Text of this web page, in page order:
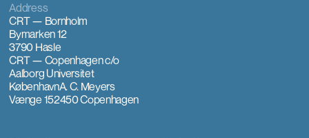
Address
CRT — Bornholm
Bymarken 12
3790 Hasle
CRT — Copenhagenc/o
Aalborg Universitet
KøbenhavnA. C. Meyers
Vænge 152450 Copenhagen